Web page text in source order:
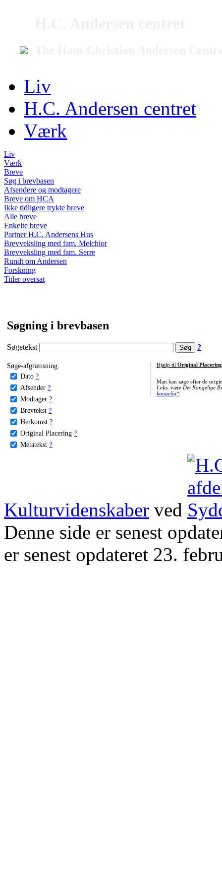
Liv
H.C. Andersen centret
Værk
Liv
Værk
Breve
Søg i brevbasen
Afsendere og modtagere
Breve om HCA
Ikke tidligere trykte breve
Alle breve
Enkelte breve
Partner H.C. Andersens Hus
Brevveksling med fam. Melchior
Brevveksling med fam. Serre
Rundt om Andersen
Forskning
Titler oversat
Søgning i brevbasen
Søgetekst ?
Søge-afgrænsning:
Dato ?
Afsender ?
Modtager ?
Brevtekst ?
Herkomst ?
Original Placering ?
Metatekst ?
Hjælp til Original Placering
Man kan søge efter de
f.eks. være Det Kongelige
kongelig*.
Kulturvidenskaber ved
Denne side er senest
er senest opdateret 23.